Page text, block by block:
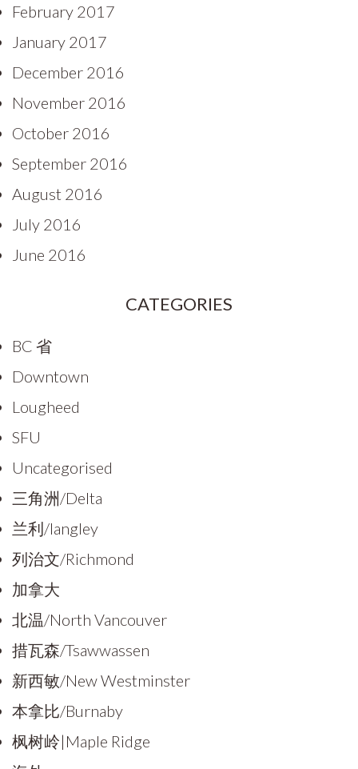
February 2017
January 2017
December 2016
November 2016
October 2016
September 2016
August 2016
July 2016
June 2016
CATEGORIES
BC 省
Downtown
Lougheed
SFU
Uncategorised
三角洲/Delta
兰利/langley
列治文/Richmond
加拿大
北温/North Vancouver
措瓦森/Tsawwassen
新西敏/New Westminster
本拿比/Burnaby
枫树岭|Maple Ridge